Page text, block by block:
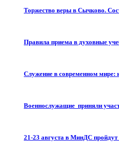
Торжество веры в Сычково.
Правила приема в духовные
Служение в современном мире:
Военнослужащие приняли
21-23 августа в МинДС